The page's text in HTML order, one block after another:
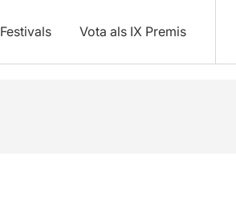
Festivals Vota als IX Premis